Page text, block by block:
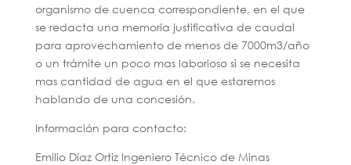
organismo de cuenca correspondiente, en el que
se redacta una memoria justificativa de caudal
para aprovechamiento de menos de 7000m3/año
o un trámite un poco mas laborioso si se necesita
mas cantidad de agua en el que estaremos
hablando de una concesión.
Información para contacto:
Emilio Díaz Ortiz Ingeniero Técnico de Minas